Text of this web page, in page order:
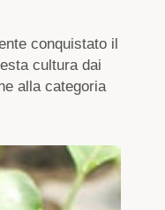
conquistato il
cultura dai
alla categoria